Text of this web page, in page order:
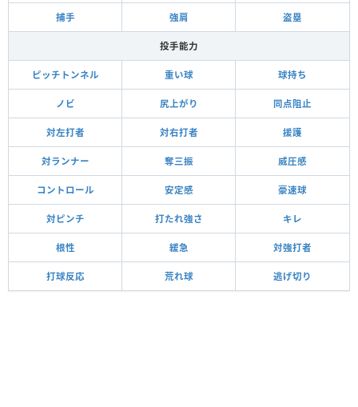
捕手 強肩 盗塁
投手能力
ピッチトンネル 重い球 球持ち
ノビ 尻上がり 同点阻止
対左打者 対右打者 援護
対ランナー 奪三振 威圧感
コントロール 安定感 豪速球
対ピンチ 打たれ強さ キレ
根性 緩急 対強打者
打球反応 荒れ球 逃げ切り